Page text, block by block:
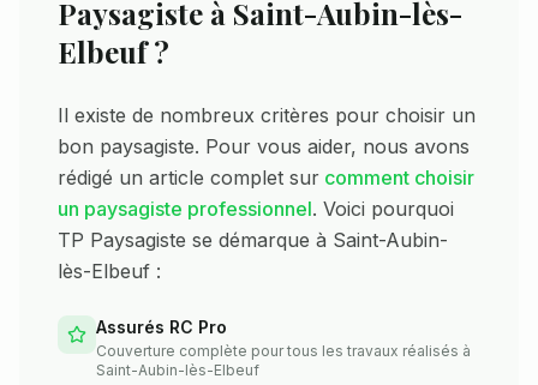
Paysagiste à Saint-Aubin-lès-
Elbeuf?
Il existe de nombreux critères pour choisir un
bon paysagiste. Pour vous aider, nous avons
rédigé un article complet sur comment choisir
un paysagiste professionnel. Voici pourquoi
TP Paysagiste se démarque à Saint-Aubin-
lès-Elbeuf :
Assurés RC Pro
Couverture complète pour tous les travaux réalisés à
Saint-Aubin-lès-Elbeuf